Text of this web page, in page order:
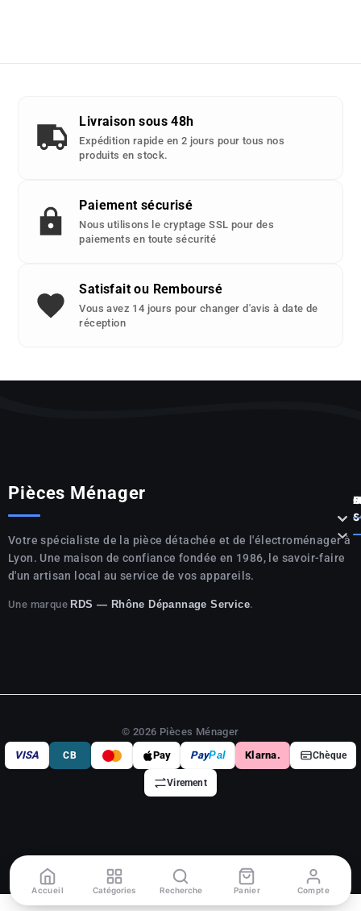
Livraison sous 48h
Expédition rapide en 2 jours pour tous nos
produits en stock.
Paiement sécurisé
Nous utilisons le cryptage SSL pour des
paiements en toute sécurité
Satisfait ou Remboursé
Vous avez 14 jours pour changer d'avis à date de
réception
Pièces Ménager
Votre spécialiste de la pièce détachée et de l'électroménager à
Lyon. Une maison de confiance fondée en 1986, le savoir-faire
d'un artisan local au service de vos appareils.
Une marque RDS — Rhône Dépannage Service.




© 2026 Pièces Ménager
VISA
CB Pay PayPal Klarna. Chèque
Virement
Accueil Catégories Recherche Panier Compte